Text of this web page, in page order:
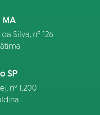
MA
Silva, nº 126
SP
nº 1.200